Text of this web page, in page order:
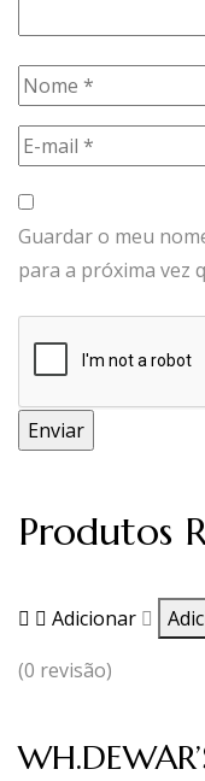
Guardar o meu
para a próxima vez
Produtos
Adicionar
(0 revisão)